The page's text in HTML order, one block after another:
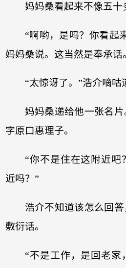
妈妈桑看起来不像五十
“啊哟，是吗？你看起
妈妈桑说。这当然是奉承话
“太惊讶了。”浩介嘀咕
妈妈桑递给他一张名
字原口惠理子。
“你不是住在这附近吧
近吗？”
浩介不知道该怎么回
敷衍话。
“不是工作，是回老家